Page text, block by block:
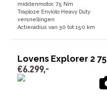
middenmotor, 75 Nm
Traploze Enviolo Heavy Duty
versnellingen
Actieradius van 30 tot 150 km
Lovens Explorer 2 75
€6.299,-